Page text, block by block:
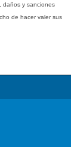
daños y sanciones
de hacer valer sus